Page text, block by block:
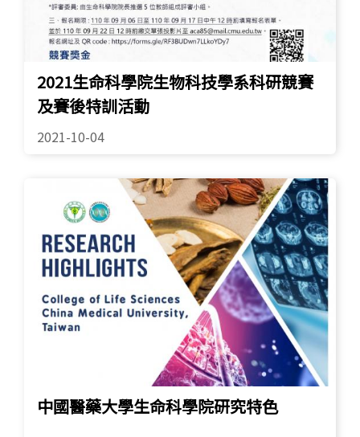
2021生命科學院生物科技學系科研競賽
及賽後特訓活動
2021-10-04
中國醫藥大學生命科學院研究特色